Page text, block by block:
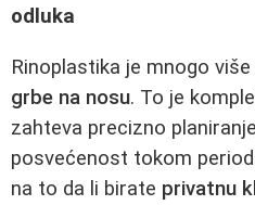
odluka
Rinoplastika je mnogo
grbe na nosu. To je
zahteva precizno
posvećenost tokom
na to da li birate privatnu